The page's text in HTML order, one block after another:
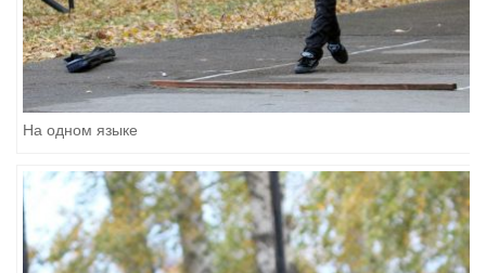
На одном языке